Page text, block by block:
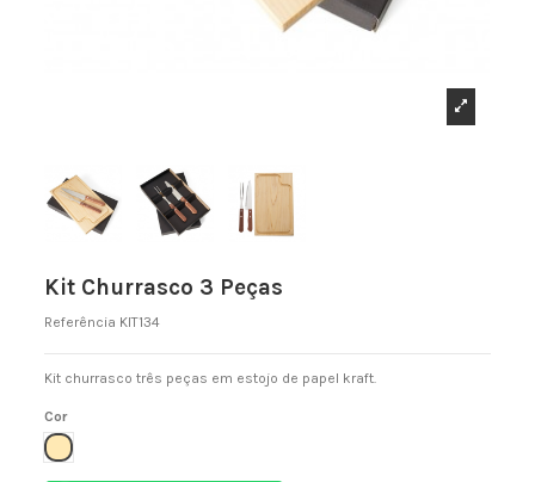
Kit Churrasco 3 Peças
Referência KIT134
Kit churrasco três peças em estojo de papel kraft.
Cor
NATURAL